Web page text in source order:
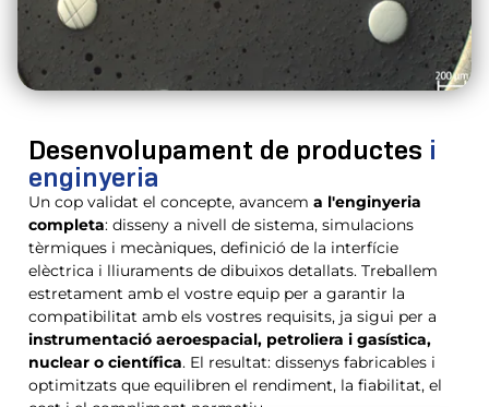
Desenvolupament de productes i
enginyeria
Un cop validat el concepte, avancem a l'enginyeria
completa: disseny a nivell de sistema, simulacions
tèrmiques i mecàniques, definició de la interfície
elèctrica i lliuraments de dibuixos detallats. Treballem
estretament amb el vostre equip per a garantir la
compatibilitat amb els vostres requisits, ja sigui per a
instrumentació aeroespacial, petroliera i gasística,
nuclear o científica. El resultat: dissenys fabricables i
optimitzats que equilibren el rendiment, la fiabilitat, el